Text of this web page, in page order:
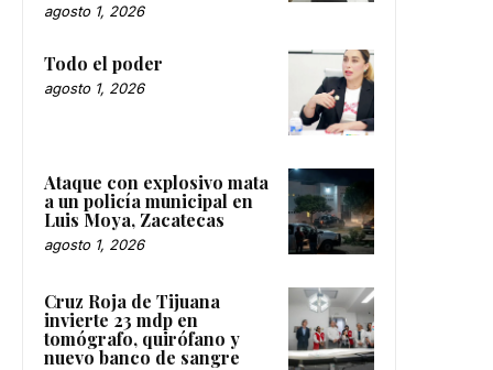
agosto 1, 2026
Todo el poder
agosto 1, 2026
Ataque con explosivo mata
a un policía municipal en
Luis Moya, Zacatecas
agosto 1, 2026
Cruz Roja de Tijuana
invierte 23 mdp en
tomógrafo, quirófano y
nuevo banco de sangre